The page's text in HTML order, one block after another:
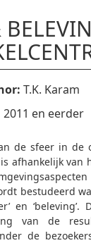
T.K. Karam
2011 en eerder
de sfeer in de
afhankelijk van
bestudeerd
en ‘beleving’.
van de
de